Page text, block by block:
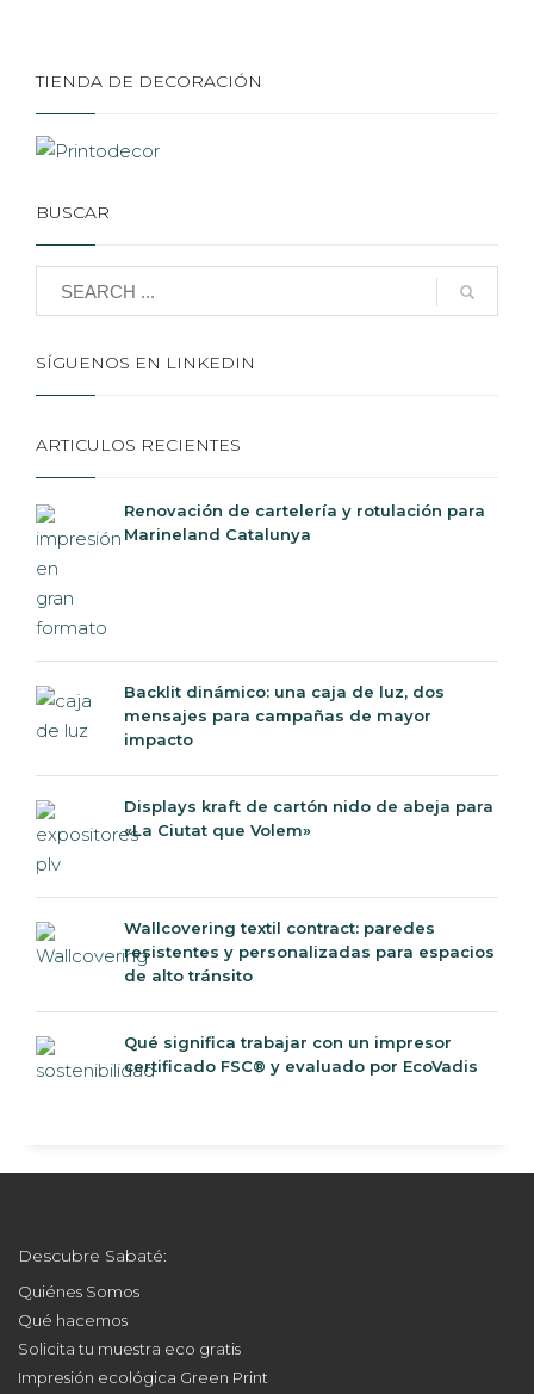
TIENDA DE DECORACIÓN
BUSCAR
SÍGUENOS EN LINKEDIN
ARTICULOS RECIENTES
Renovación de cartelería y rotulación para
Marineland Catalunya
Backlit dinámico: una caja de luz, dos
mensajes para campañas de mayor
impacto
Displays kraft de cartón nido de abeja para
«La Ciutat que Volem»
Wallcovering textil contract: paredes
resistentes y personalizadas para espacios
de alto tránsito
Qué significa trabajar con un impresor
certificado FSC® y evaluado por EcoVadis
Descubre Sabaté:
Quiénes Somos
Qué hacemos
Solicita tu muestra eco gratis
Impresión ecológica Green Print